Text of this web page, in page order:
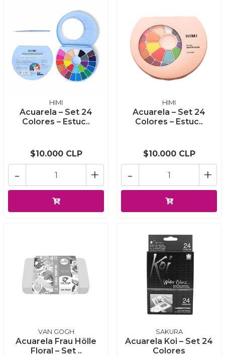
HIMI
Acuarela – Set 24
Colores – Estuc..
$10.000 CLP
+
-
HIMI
Acuarela – Set 24
Colores – Estuc..
$10.000 CLP
+
-
VAN GOGH
Acuarela Frau Hölle
Floral – Set ..
SAKURA
Acuarela Koi – Set 24
Colores